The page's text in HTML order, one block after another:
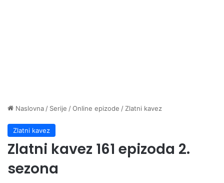
Naslovna / Serije /Online epizode / Zlatni kavez
Zlatni kavez
Zlatni kavez 161 epizoda 2.
sezona